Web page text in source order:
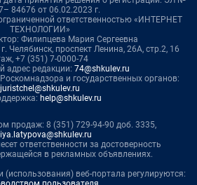
84676 от 06.02.2023 г.
ответственностью «ИНТЕРНЕТ
ТЕХНОЛОГИИ»
Филипцева Мария Сергеевна
Челябинск, проспект Ленина, 26А, стр.2, 16
+7 (351) 7-0000-74
адрес редакции: 74@shkulev.ru
и государственных органов:
juristchel@shkulev.ru
help@shkulev.ru
продаж: 8 (351) 729-94-90 доб. 3335,
ответственности за достоверность
в рекламных объявлениях.
(использования) веб-портала регулируются: